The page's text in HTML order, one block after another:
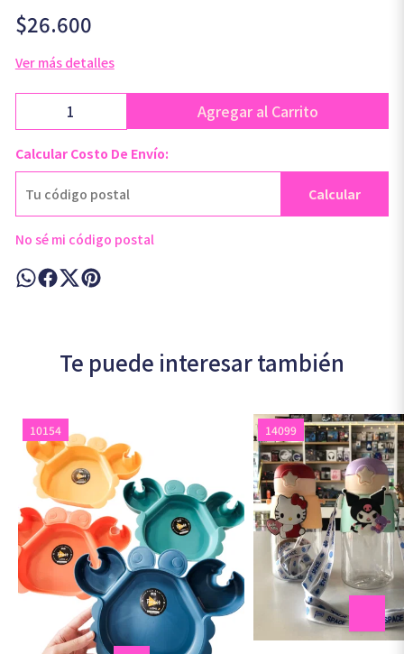
$26.600
Ver más detalles
Agregar al Carrito
Calcular Costo De Envío:
Calcular
No sé mi código postal
Te puede interesar también
10154 14099